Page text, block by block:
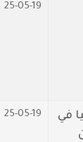
25-05-19
في
25-05-19